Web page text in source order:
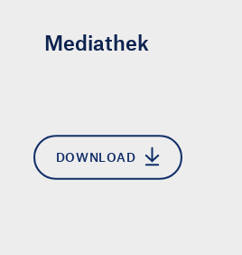
Mediathek
DOWNLOAD